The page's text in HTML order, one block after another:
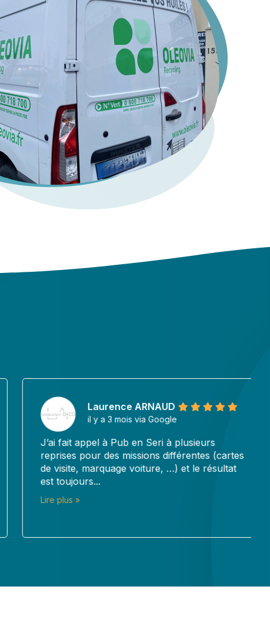
Laurence ARNAUD
il y a 3 mois via Google
J’ai fait appel à Pub en Seri à plusieurs
reprises pour des missions différentes (cartes
de visite, marquage voiture, …) et le résultat
est toujours...
Lire plus »